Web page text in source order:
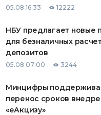
ВСЕ СТРАХОВЫЕ ПОЛИСЫ
СТРАХОВЫЕ КОМПАНИИ
ОТЗЫВЫ О СТРАХОВЫХ
КОМПАНИЯХ
05.08 16:33 12222
НБУ предлагает новые
для безналичных
депозитов
05.08 07:00 3244
Минцифры
перенос сроков
«еАкцизу»